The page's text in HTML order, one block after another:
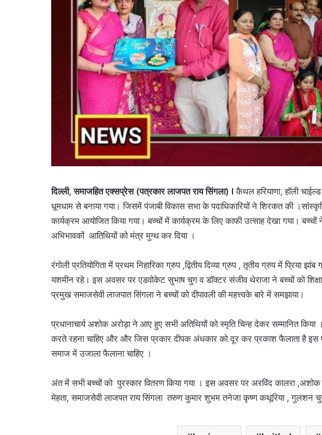
दिल्ली, समाजहित एक्सप्रेस (पत्रकार लाजपत राय सिंगला) l कैथल हरियाणा, हॉली
धूमधाम से बनाया गया। जिसमें पंजाबी विकास सभा के पदाधिकारियों ने शिरकत की
कार्यक्रम आयोजित किया गया। बच्चों में कार्यक्रम के लिए काफी उत्साह देखा गया।
अभिभावकों आतिथियों को मंत्र मुग्थ कर दिया ।
रंगोली प्रतियोगिता में प्रथम निहारिका ग्रुप ,द्वितीय दिव्या ग्रुप , तृतीय ग्रुप में प्रिया
यशमीन रहे। इस अवसर पर एडवोकेट सुभाष चुग व डॉक्टर संजीव थेराजा ने बच्चों को
प्रमुख समाजसेवी लाजपात सिंगला ने बच्चों को दीपावली की महत्त्वके बारे में समझाया।
प्रधानाचार्य अशोक अरोड़ा ने आए हुए सभी अतिथियों को स्मृति चिन्ह देकर सम्मानित
करते रहना चाहिए और और जिस प्रकार दीपक अंधकार को दूर कर प्रकाश फैलाता है
समाज में उजाला फैलाना चाहिए ।
अंत में सभी बच्चों को पुरस्कार वितरण किया गया । इस अवसर पर अरविंद कालरा
मेहता, समाजसेवी लाजपत राय सिंगला तरुण कुमार शुभम तनेजा कृष्ण कथूरिया , गुलशन